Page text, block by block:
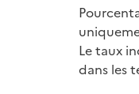
Le taux
dans les